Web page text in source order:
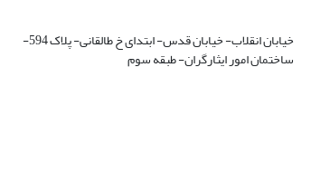
خیابان انقلاب- خیابان قدس- ابتدای خ طالقانی- پلاک 594-
ساختمان امور ایثارگران- طبقه سوم